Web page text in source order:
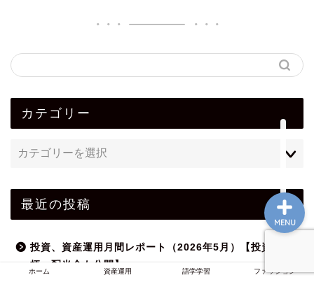
カテゴリー
最近の投稿
投資、資産運用月間レポート（2026年5月）【投資銘
柄、配当金も公開】
ホーム 資産運用 語学学習 ファッション
MENU
ホーム